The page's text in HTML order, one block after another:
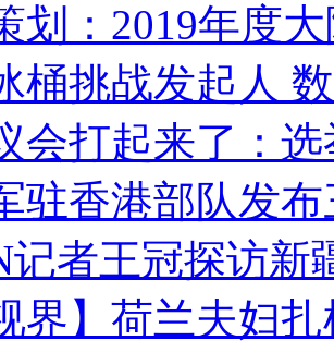
划：2019年度
桶挑战发起人
会打起来了：
驻香港部队发
记者王冠探访新
界】荷兰夫妇